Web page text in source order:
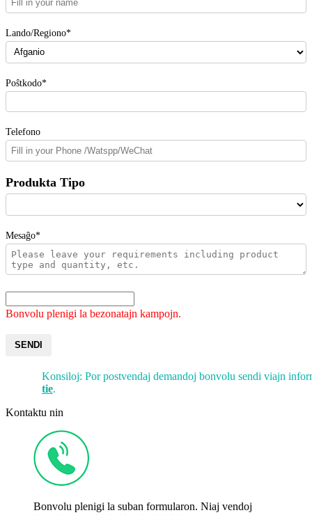
Lando/Regiono*
Poŝtkodo*
Telefono
Produkta Tipo
Mesaĝo*
Bonvolu plenigi la bezonatajn kampojn.
SENDI
Konsiloj: Por postvendaj demandoj bonvolu sendi viajn
tie.
Kontaktu nin
Bonvolu plenigi la suban formularon. Niaj vendoj